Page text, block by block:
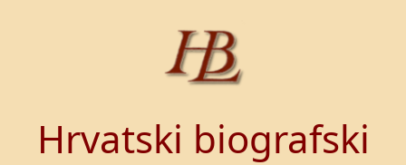
Hrvatski biografski